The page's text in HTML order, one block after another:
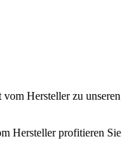
Hersteller zu unseren
Hersteller profitieren Sie